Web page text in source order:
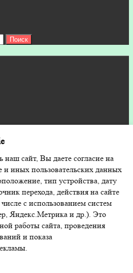
· Дизайн и поддержка:
наш сайт, Вы даете согласие на
и иных пользовательских данных
тип устройства, дату
перехода, действия на сайте
с использованием систем
Яндекс.Метрика и др.). Это
работы сайта, проведения
и показа